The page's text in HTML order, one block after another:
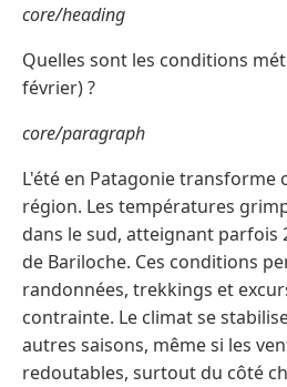
core/heading
Quelles sont les conditions
février) ?
core/paragraph
L'été en Patagonie transforme
région. Les températures
dans le sud, atteignant parfois
de Bariloche. Ces conditions
randonnées, trekkings et
contrainte. Le climat se
autres saisons, même si les
redoutables, surtout du côté